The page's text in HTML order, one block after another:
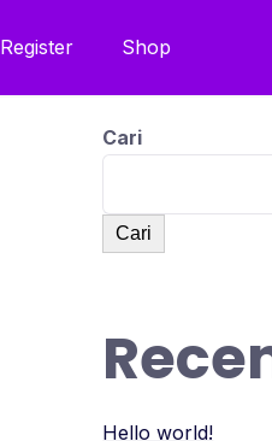
Register Shop
Cari
Cari
Hello world!